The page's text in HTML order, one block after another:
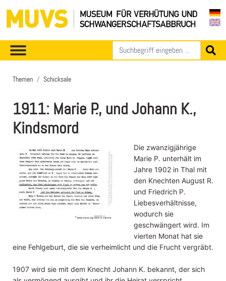
Themen Schicksale
1911: Marie P., und Johann K.,
Kindsmord
Die zwanzigjährige
Marie P. unterhält im
Jahre 1902 in Thal mit
den Knechten August R.
und Friedrich P.
Liebesverhältnisse,
wodurch sie
geschwängert wird. Im
vierten Monat hat sie
eine Fehlgeburt, die sie verheimlicht und die Frucht vergräbt.
1907 wird sie mit dem Knecht Johann K. bekannt, der sich